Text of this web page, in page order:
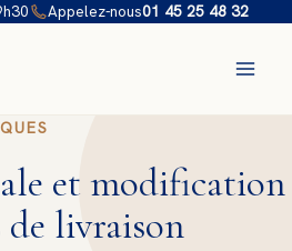
Appelez-nous01 45 25 48 32
et modification
de livraison